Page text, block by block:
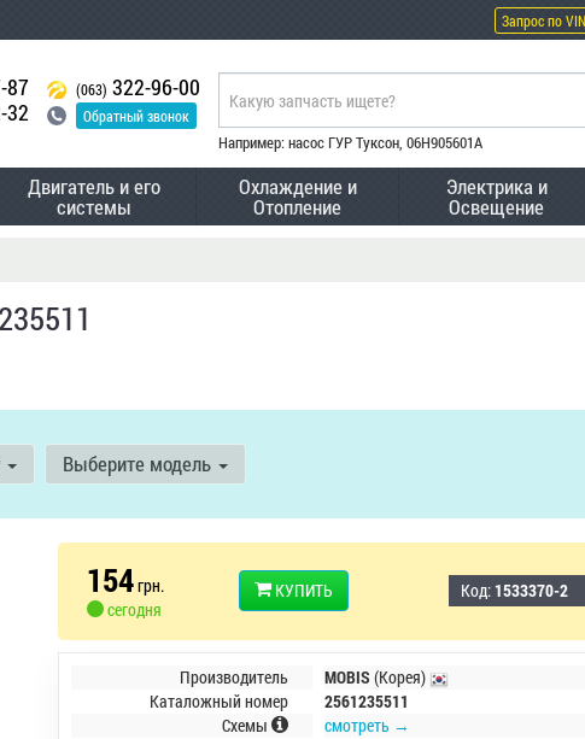
Запрос по VIN
87
32
(063) 322-96-00
Обратный звонок
Например: насос ГУР Туксон, 06H905601A
Двигатель и его
системы
Охлаждение и
Отопление
Электрика и
Освещение
Выберите модель
154грн.
сегодня
КУПИТЬ Код: 1533370-2
Производитель MOBIS (Корея)
Каталожный номер
2561235511
Схемы
смотреть →